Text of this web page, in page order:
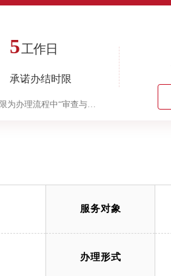
5工作日
承诺办结时限
为办理流程中“审查与决
服务对象
办理形式